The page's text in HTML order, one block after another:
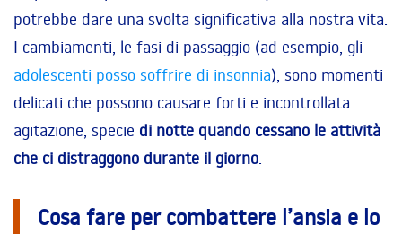
potrebbe dare una svolta significativa alla nostra vita.
I cambiamenti, le fasi di passaggio (ad esempio, gli
adolescenti posso soffrire di insonnia), sono momenti
delicati che possono causare forti e incontrollata
agitazione, specie di notte quando cessano le attività
che ci distraggono durante il giorno.
Cosa fare per combattere l’ansia e lo